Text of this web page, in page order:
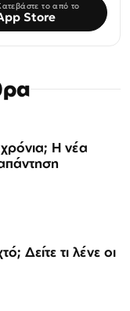
το από το
Store
Η νέα
Δείτε τι λένε οι